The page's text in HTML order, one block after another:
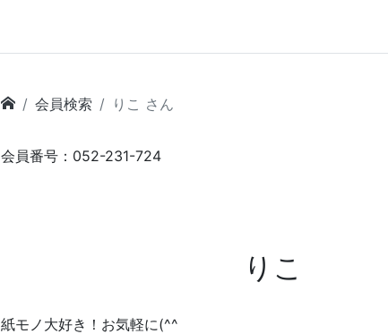
会員検索 りこ さん
会員番号：052-231-724
りこ
紙モノ大好き！お気軽に(^^ゞ